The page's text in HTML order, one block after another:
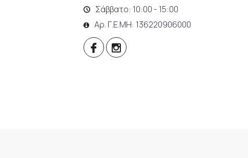
Σάββατο: 10:00 - 15:00
Αρ. Γ.Ε.ΜΗ: 136220906000